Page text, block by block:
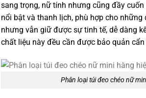
sang trọng, nữ tính nhưng cũng đầy
nổi bật và thanh lịch, phù hợp cho
nhưng vẫn giữ được sự tinh tế, dễ dàng
chất liệu này đều cần được bảo quản
Phân loại túi đeo chéo nữ